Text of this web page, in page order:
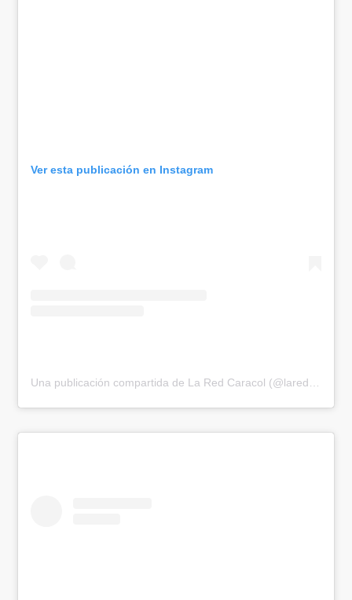
Ver esta publicación en Instagram